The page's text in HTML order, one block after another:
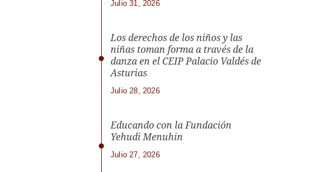
Julio 31, 2026
Los derechos de los niños y las
niñas toman forma a través de la
danza en el CEIP Palacio Valdés de
Asturias
Julio 28, 2026
Educando con la Fundación
Yehudi Menuhin
Julio 27, 2026